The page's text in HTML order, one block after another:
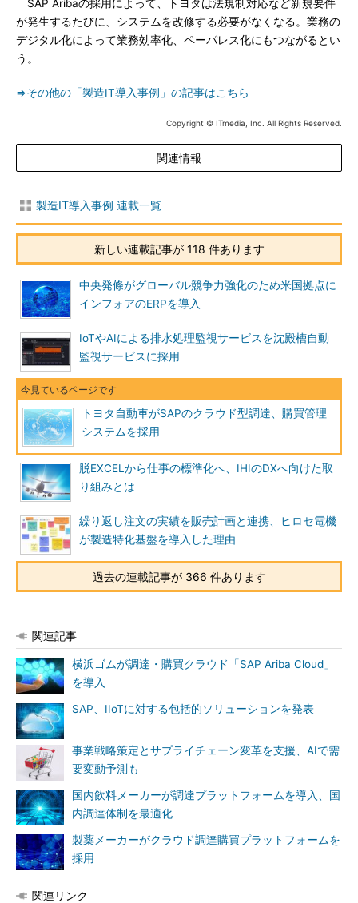
SAP Aribaの採用によって、トヨタは法規制対応など新規要件
が発生するたびに、システムを改修する必要がなくなる。業務の
デジタル化によって業務効率化、ペーパレス化にもつながるとい
う。
⇒その他の「製造IT導入事例」の記事はこちら
Copyright © ITmedia, Inc. All Rights Reserved.
関連情報
製造IT導入事例 連載一覧
新しい連載記事が 118 件あります
中央発條がグローバル競争力強化のため米国拠点に
インフォアのERPを導入
IoTやAIによる排水処理監視サービスを沈殿槽自動
監視サービスに採用
トヨタ自動車がSAPのクラウド型調達、購買管理
システムを採用
脱EXCELから仕事の標準化へ、IHIのDXへ向けた取
り組みとは
繰り返し注文の実績を販売計画と連携、ヒロセ電機
が製造特化基盤を導入した理由
過去の連載記事が 366 件あります
関連記事
横浜ゴムが調達・購買クラウド「SAP Ariba Cloud」
を導入
SAP、IIoTに対する包括的ソリューションを発表
事業戦略策定とサプライチェーン変革を支援、AIで需
要変動予測も
国内飲料メーカーが調達プラットフォームを導入、国
内調達体制を最適化
製薬メーカーがクラウド調達購買プラットフォームを
採用
関連リンク